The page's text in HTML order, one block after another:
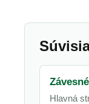
Hlavná